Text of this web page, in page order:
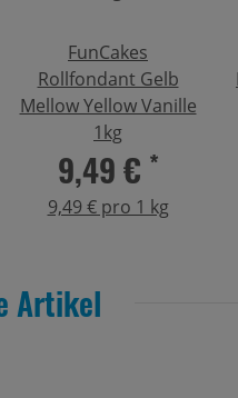
FunCakes
Rollfondant Gelb
Mellow Yellow Vanille
1kg
9,49 € *
9,49 € pro 1 kg
Artikel